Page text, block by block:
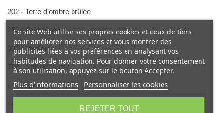
202 - Terre d'ombre brûlée
252 - Ocre jaune
003 - Medium
759 - Noir de Mars
- 4 fusains
- Chiffon de haute qualité avec logo Sennelier
Ce site Web utilise ses propres cookies et ceux de tiers
pour améliorer nos services et vous montrer des
publicités liées à vos préférences en analysant vos
habitudes de navigation. Pour donner votre consentement
à son utilisation, appuyez sur le bouton Accepter.
Plus d'informations Personnaliser les cookies
REJETER TOUT